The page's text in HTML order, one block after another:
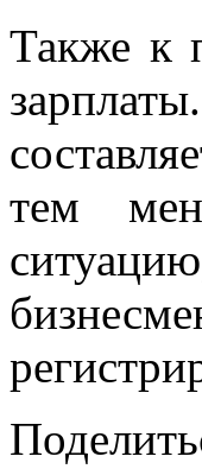
Также к
тем